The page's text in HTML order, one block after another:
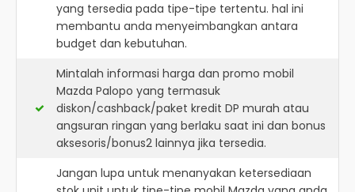
yang tersedia pada tipe-tipe tertentu. hal ini
membantu anda menyeimbangkan antara
budget dan kebutuhan.
Mintalah informasi harga dan promo mobil
Mazda Palopo yang termasuk
diskon/cashback/paket kredit DP murah atau
angsuran ringan yang berlaku saat ini dan bonus
aksesoris/bonus2 lainnya jika tersedia.
Jangan lupa untuk menanyakan ketersediaan